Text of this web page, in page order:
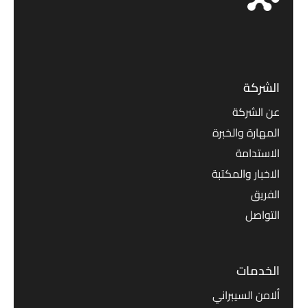
الشركة
عن الشركة
المهارة والخبرة
الاستدامة
الاخبار والمكتبة
الفريق
التواصل
الخدمات
ألامن السيبراني